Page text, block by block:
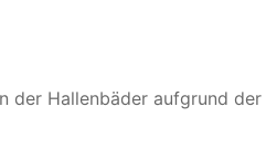
der Hallenbäder aufgrund der